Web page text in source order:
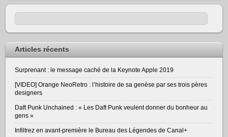
Articles récents
Surprenant : le message caché de la Keynote Apple 2019
[VIDEO] Orange NeoRetro : l’histoire de sa genèse par ses trois pères
designers
Daft Punk Unchained : « Les Daft Punk veulent donner du bonheur au
gens »
Infiltrez en avant-première le Bureau des Légendes de Canal+